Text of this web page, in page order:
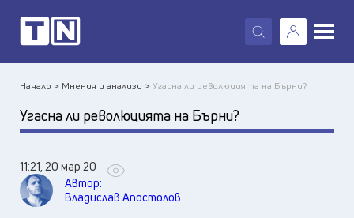
X
Начало > Мнения и анализи >Угасна ли революцията на Бърни?
Угасна ли революцията на Бърни?
11:21, 20 мар 20
Автор:
Владислав Апостолов